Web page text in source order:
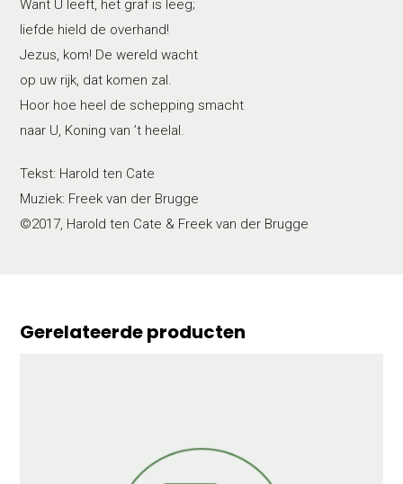
Want U leeft, het graf is leeg;
liefde hield de overhand!
Jezus, kom! De wereld wacht
op uw rijk, dat komen zal.
Hoor hoe heel de schepping smacht
naar U, Koning van ’t heelal.
Tekst: Harold ten Cate
Muziek: Freek van der Brugge
©2017, Harold ten Cate & Freek van der Brugge
Gerelateerde producten